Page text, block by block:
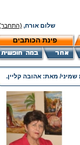
שלום אורח,
פינת הכותבים
מאת: אהובה קליין.